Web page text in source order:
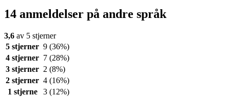
14 anmeldelser på andre språk
3,6 av 5 stjerner
5 stjerner 9 (36%)
4 stjerner 7 (28%)
3 stjerner 2 (8%)
2 stjerner 4 (16%)
1 stjerne
3 (12%)